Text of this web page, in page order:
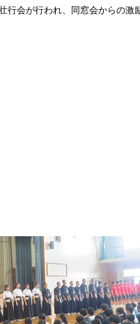
会が行われ、同窓会からの激